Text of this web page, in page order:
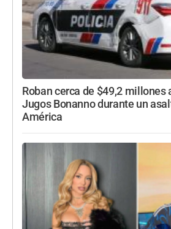
Roban cerca de $49,2 millones
Jugos Bonanno durante un
América